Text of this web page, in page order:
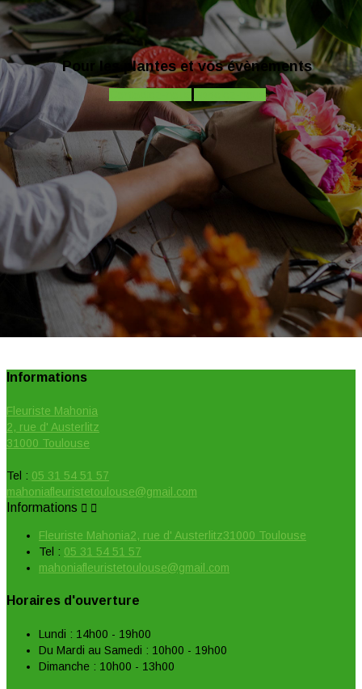
Pour les plantes et vos évènements
Informations
Fleuriste Mahonia
2, rue d' Austerlitz
31000 Toulouse
Tel : 05 31 54 51 57
mahoniafleuristetoulouse@gmail.com
Informations  
Fleuriste Mahonia2, rue d' Austerlitz31000 Toulouse
Tel : 05 31 54 51 57
mahoniafleuristetoulouse@gmail.com
Horaires d'ouverture
Lundi : 14h00 - 19h00
Du Mardi au Samedi : 10h00 - 19h00
Dimanche : 10h00 - 13h00